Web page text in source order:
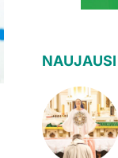
NAUJAUSI